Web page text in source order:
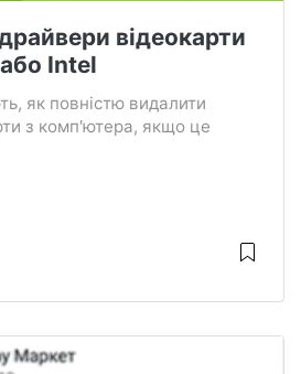
відеокарти
Intel
як повністю видалити
з комп'ютера, якщо це